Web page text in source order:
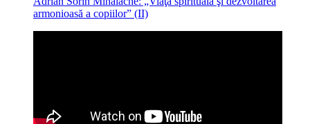
armonioasă a copiilor” (II)